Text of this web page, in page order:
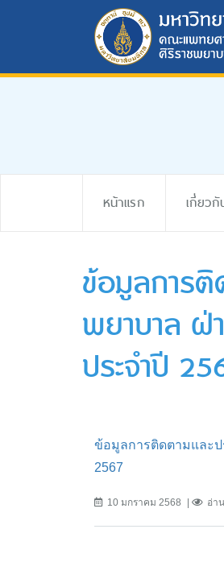
หน้าแรก เกี่ยวกั
ข้อมูลการติ
พยาบาล ฝ่
ประจำปี
ข้อมูลการติดตามและป
2567
10 มกราคม 2568 อ่า